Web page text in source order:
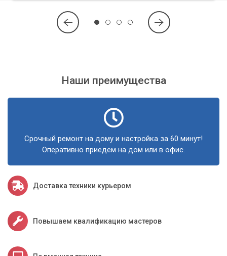
Наши преимущества
Срочный ремонт на дому и настройка за 60 минут!
Оперативно приедем на дом или в офис.
Доставка техники курьером
Повышаем квалификацию мастеров